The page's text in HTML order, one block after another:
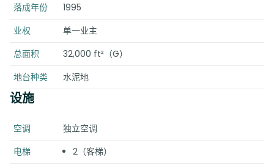
落成年份
1995
业权
单一业主
总面积
32,000 ft²（G）
地台种类
水泥地
设施
空调
独立空调
电梯
2（客梯）